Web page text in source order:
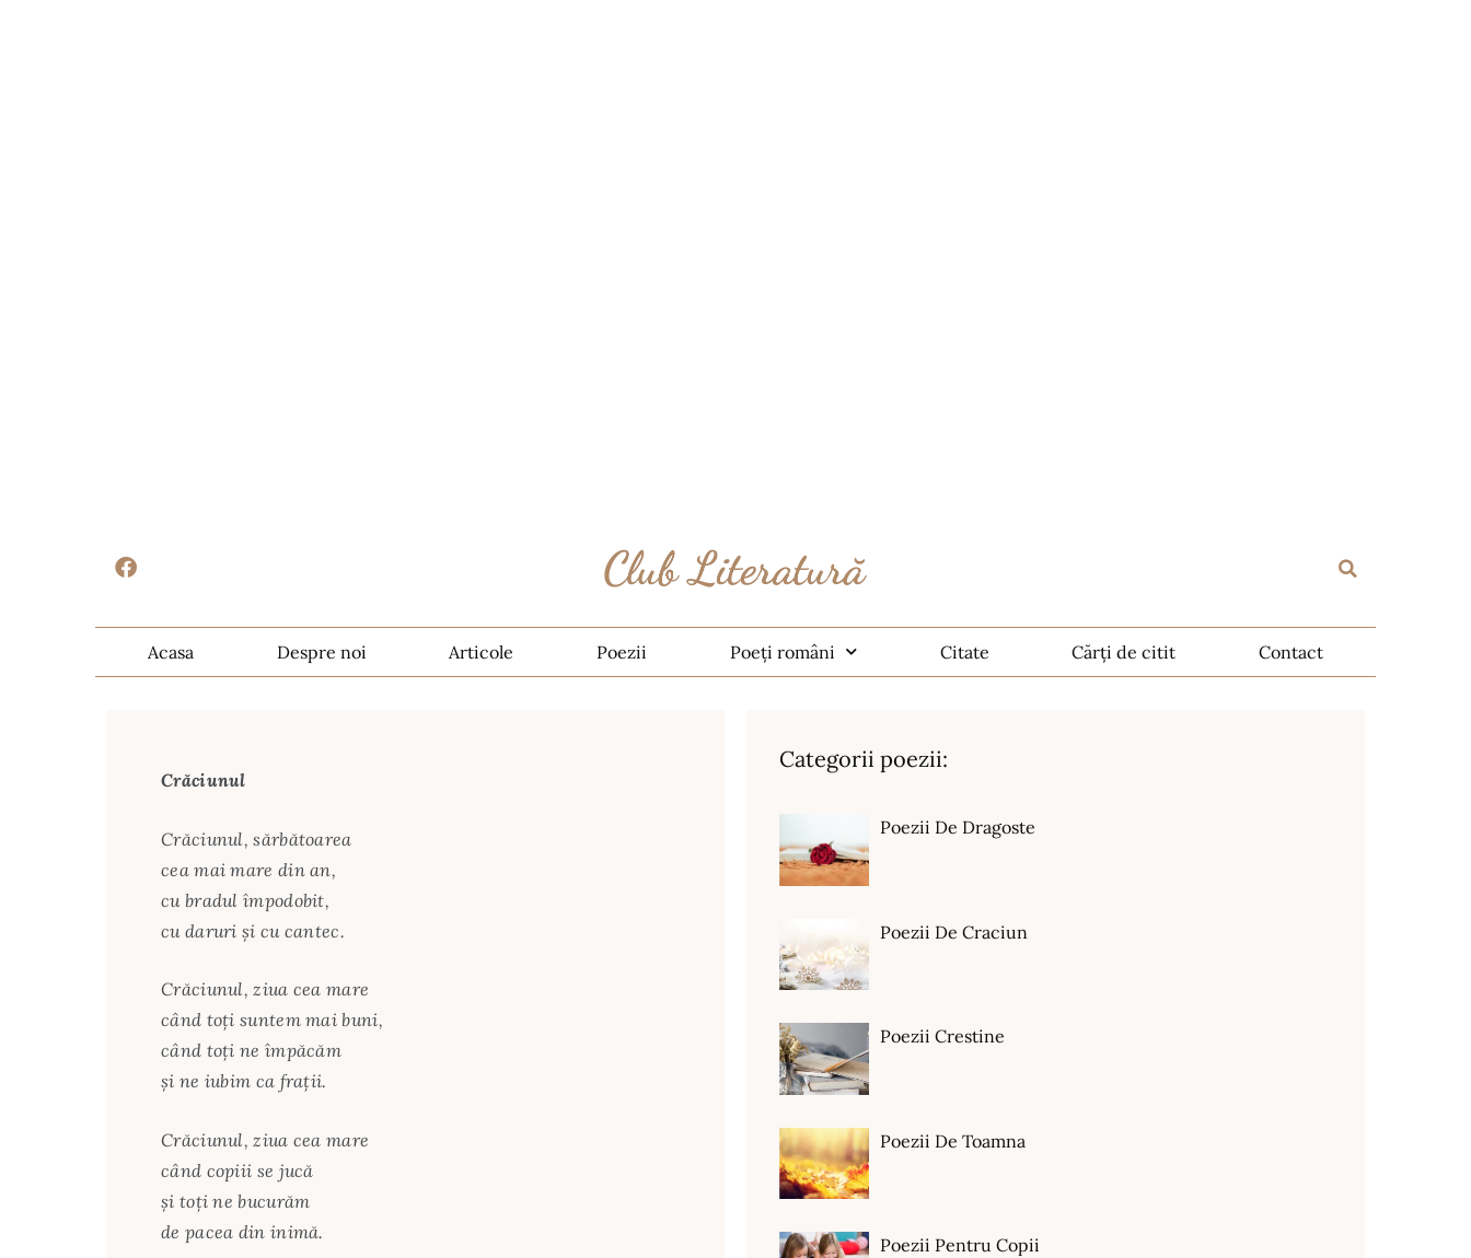
Acasa Despre noi Articole Poezii Poeți români Citate Cărți de citit Contact
Crăciunul
Crăciunul, sărbătoarea
cea mai mare din an,
cu bradul împodobit,
cu daruri şi cu cantec.
Crăciunul, ziua cea mare
când toţi suntem mai buni,
când toţi ne împăcăm
şi ne iubim ca fraţii.
Crăciunul, ziua cea mare
când copiii se jucă
şi toţi ne bucurăm
de pacea din inimă.
Categorii poezii:
Poezii De Dragoste
Poezii De Craciun
Poezii Crestine
Poezii De Toamna
Poezii Pentru Copii